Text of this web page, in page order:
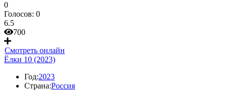
0
Голосов: 0
6.5
700
Смотреть онлайн
Ёлки 10 (2023)
Год:2023
Страна:Россия